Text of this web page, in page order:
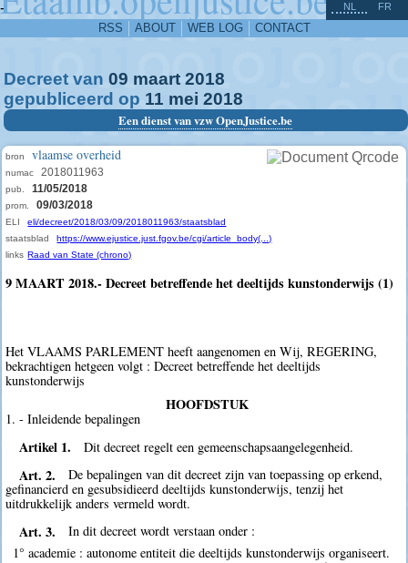
-
RSS ABOUT WEB LOG CONTACT
NL FR
Decreet van 09 maart 2018
gepubliceerd op 11 mei 2018
Een dienst van vzw OpenJustice.be
bron vlaamse overheid
numac 2018011963
pub. 11/05/2018
prom. 09/03/2018
ELI
eli/decreet/2018/03/09/2018011963/staatsblad
staatsblad
https://www.ejustice.just.fgov.be/cgi/article_body(...)
links Raad van State (chrono)
9 MAART 2018.- Decreet betreffende het deeltijds kunstonderwijs (1)
Het VLAAMS PARLEMENT heeft aangenomen en Wij, REGERING,
bekrachtigen hetgeen volgt : Decreet betreffende het deeltijds
kunstonderwijs
HOOFDSTUK
1. - Inleidende bepalingen
Artikel 1. Dit decreet regelt een gemeenschapsaangelegenheid.
Art. 2.
De bepalingen van dit decreet zijn van toepassing op erkend,
gefinancierd en gesubsidieerd deeltijds kunstonderwijs, tenzij het
uitdrukkelijk anders vermeld wordt.
Art. 3.
In dit decreet wordt verstaan onder :
1° academie : autonome entiteit die deeltijds kunstonderwijs organiseert.
^